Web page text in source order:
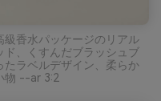
級香水パッケージのリアル
ド、くすんだブラッシュブ
たラベルデザイン、柔らか
物 --ar 3:2